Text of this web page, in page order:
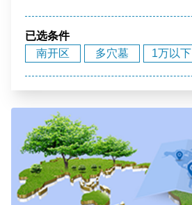
15~20万
已选条件
南开区
多穴墓 1万以下